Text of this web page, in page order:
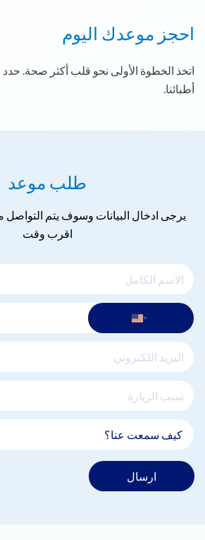
احجز موعدك اليوم
اتخذ الخطوة الأولى نحو قلب أكثر صحة.
أطبائنا.
طلب موعد
يرجى ادخال البيانات وسوف يتم
اقرب وقت
ارسال